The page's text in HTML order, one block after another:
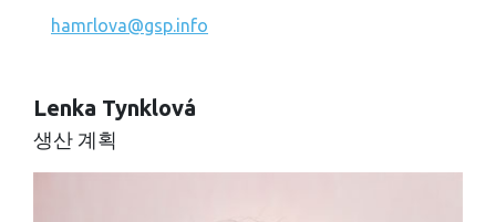
hamrlova@gsp.info
Lenka Tynklová
생산 계획